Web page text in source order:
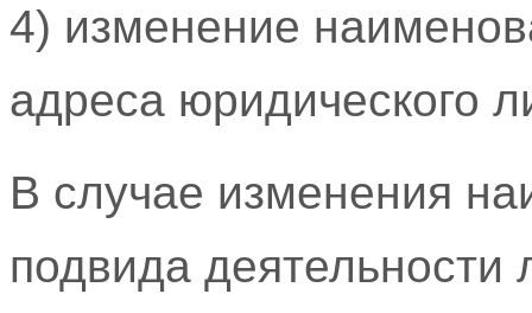
4) изменение
адреса юридического
В случае изменения
подвида деятельности